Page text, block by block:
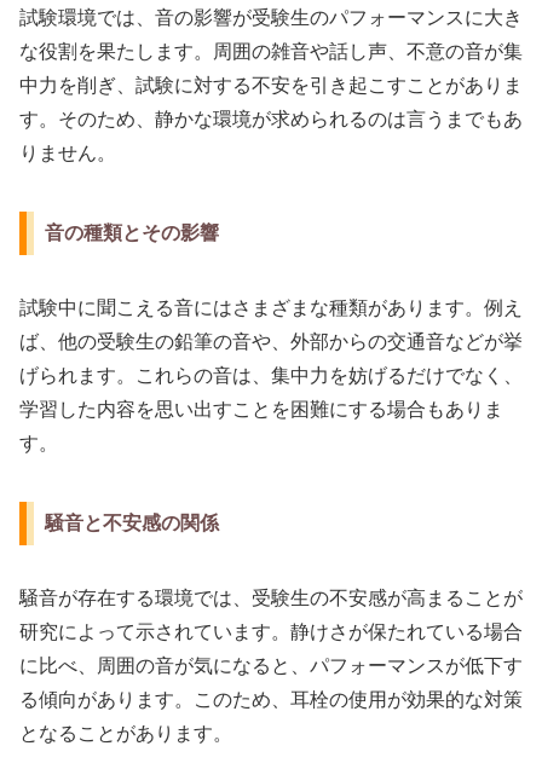
試験環境では、音の影響が受験生のパフォーマンスに大き
な役割を果たします。周囲の雑音や話し声、不意の音が集
中力を削ぎ、試験に対する不安を引き起こすことがありま
す。そのため、静かな環境が求められるのは言うまでもあ
りません。
音の種類とその影響
試験中に聞こえる音にはさまざまな種類があります。例え
ば、他の受験生の鉛筆の音や、外部からの交通音などが挙
げられます。これらの音は、集中力を妨げるだけでなく、
学習した内容を思い出すことを困難にする場合もありま
す。
騒音と不安感の関係
騒音が存在する環境では、受験生の不安感が高まることが
研究によって示されています。静けさが保たれている場合
に比べ、周囲の音が気になると、パフォーマンスが低下す
る傾向があります。このため、耳栓の使用が効果的な対策
となることがあります。